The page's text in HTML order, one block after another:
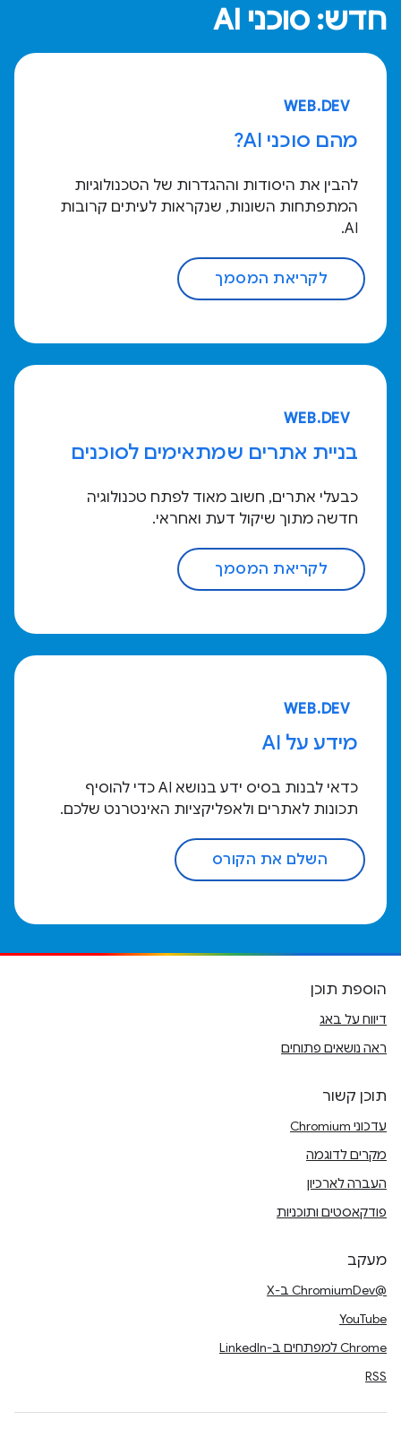
חדש: סוכני AI
WEB.DEV
מהם סוכני AI?
להבין את היסודות וההגדרות של הטכנולוגיות
המתפתחות השונות, שנקראות לעיתים קרובות
AI.
לקריאת המסמך
WEB.DEV
בניית אתרים שמתאימים לסוכנים
כבעלי אתרים, חשוב מאוד לפתח טכנולוגיה
חדשה מתוך שיקול דעת ואחראי.
לקריאת המסמך
WEB.DEV
מידע על AI
כדאי לבנות בסיס ידע בנושא AI כדי להוסיף
תכונות לאתרים ולאפליקציות האינטרנט שלכם.
השלם את הקורס
הוספת תוכן
דיווח על באג
ראה נושאים פתוחים
תוכן קשור
עדכוני Chromium
מקרים לדוגמה
העברה לארכיון
פודקאסטים ותוכניות
מעקב
@ChromiumDev ב-X
YouTube
Chrome למפתחים ב-LinkedIn
RSS